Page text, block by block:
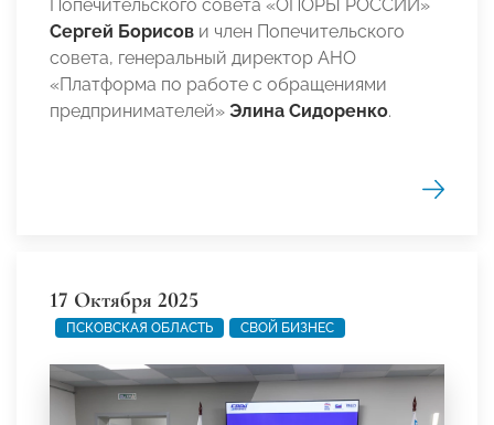
Попечительского совета «ОПОРЫ РОССИИ»
Сергей Борисов и член Попечительского
совета, генеральный директор АНО
«Платформа по работе с обращениями
предпринимателей» Элина Сидоренко.
17 Октября 2025
ПСКОВСКАЯ ОБЛАСТЬ СВОЙ БИЗНЕС